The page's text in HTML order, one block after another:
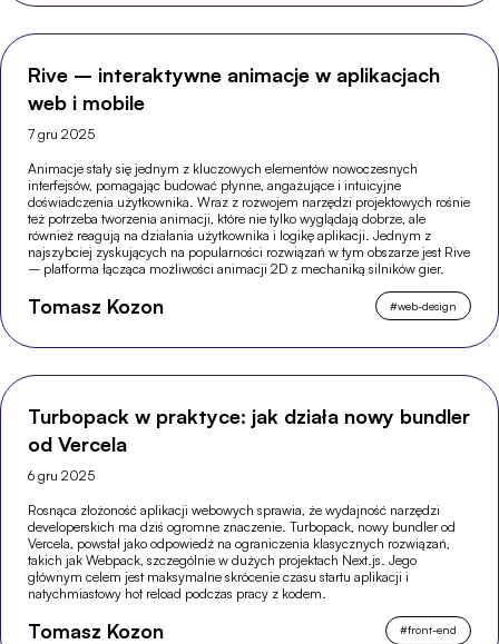
Rive – interaktywne animacje w aplikacjach
web i mobile
7 gru 2025
Animacje stały się jednym z kluczowych elementów nowoczesnych
interfejsów, pomagając budować płynne, angażujące i intuicyjne
doświadczenia użytkownika. Wraz z rozwojem narzędzi projektowych rośnie
też potrzeba tworzenia animacji, które nie tylko wyglądają dobrze, ale
również reagują na działania użytkownika i logikę aplikacji. Jednym z
najszybciej zyskujących na popularności rozwiązań w tym obszarze jest Rive
– platforma łącząca możliwości animacji 2D z mechaniką silników gier.
Tomasz Kozon #web-design
Turbopack w praktyce: jak działa nowy bundler
od Vercela
6 gru 2025
Rosnąca złożoność aplikacji webowych sprawia, że wydajność narzędzi
developerskich ma dziś ogromne znaczenie. Turbopack, nowy bundler od
Vercela, powstał jako odpowiedź na ograniczenia klasycznych rozwiązań,
takich jak Webpack, szczególnie w dużych projektach Next.js. Jego
głównym celem jest maksymalne skrócenie czasu startu aplikacji i
natychmiastowy hot reload podczas pracy z kodem.
Tomasz Kozon #front-end